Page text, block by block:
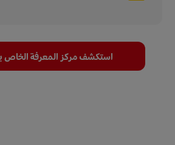
استكشف مركز المعرفة الخاص